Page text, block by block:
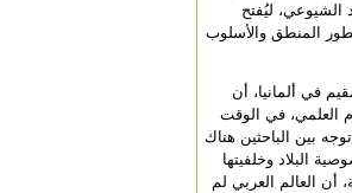
الشيوعي، ليُفتح
تطور المنطق والأسلوب
في ألمانيا، أن
العلمي، في الوقت
بين الباحثين هناك
البلاد وخلفيتها
أن العالم العربي لم